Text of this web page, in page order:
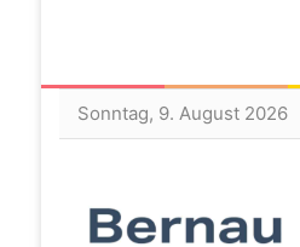
Sonntag, 9. August 2026